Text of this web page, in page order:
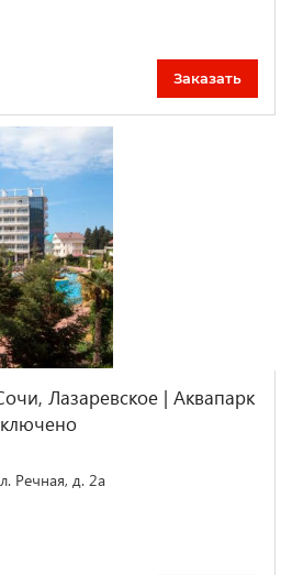
Заказать
Лазаревское | Аквапарк
Речная, д. 2а